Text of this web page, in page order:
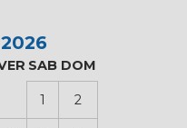
SAB DOM
1 2